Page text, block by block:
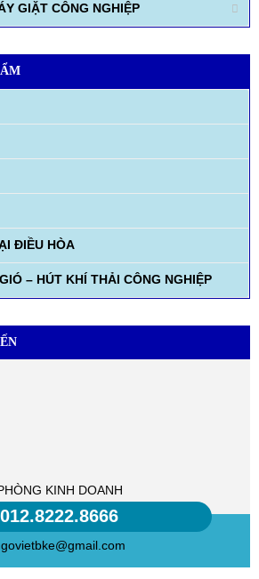
GIẶT CÔNG NGHIỆP
ĐIỀU HÒA
– HÚT KHÍ THẢI CÔNG NGHIỆP
KINH DOANH
012.8222.8666